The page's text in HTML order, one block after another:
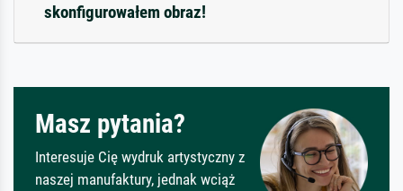
skonfigurowałem obraz!
Masz pytania?
Interesuje Cię wydruk artystyczny z
naszej manufaktury, jednak wciąż